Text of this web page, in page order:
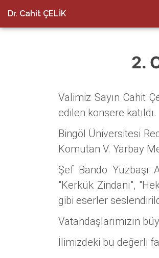
Dr. Cahit ÇELİK
2.
Valimiz Sayın Cahit
edilen konsere katıldı.
Bingöl Üniversitesi
Komutan V. Yarbay
Şef Bando Yüzbaşı
"Kerkük Zindanı",
gibi eserler
Vatandaşlarımızın
İlimizdeki bu değerli